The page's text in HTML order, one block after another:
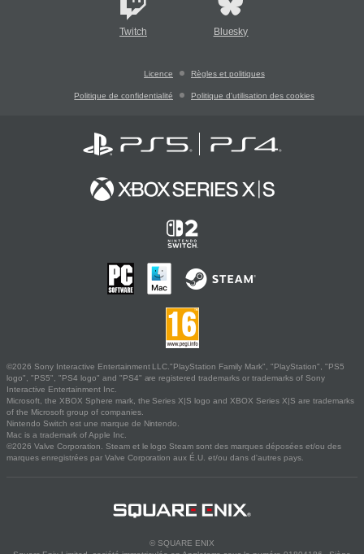
Twitch Bluesky
Licence Règles et politiques
Politique de confidentialité Politique d'utilisation des cookies
©2026 Sony Interactive Entertainment LLC."PlayStation Family Mark", "PlayStation", "PS5
logo", "PS5", "PS4 logo" and "PS4" are registered trademarks or trademarks of Sony
Interactive Entertainment Inc.
Microsoft, the XBOX Sphere mark, the Series X|S logo and XBOX Series X|S are trademarks
of the Microsoft group of companies.
Nintendo Switch est une marque de Nintendo.
Mac is a trademark of Apple Inc.
©2026 Valve Corporation. Steam et le logo Steam sont des marques déposées et/ou des
marques enregistrées par Valve Corporation aux É.U. et/ou dans d'autres pays.
© SQUARE ENIX